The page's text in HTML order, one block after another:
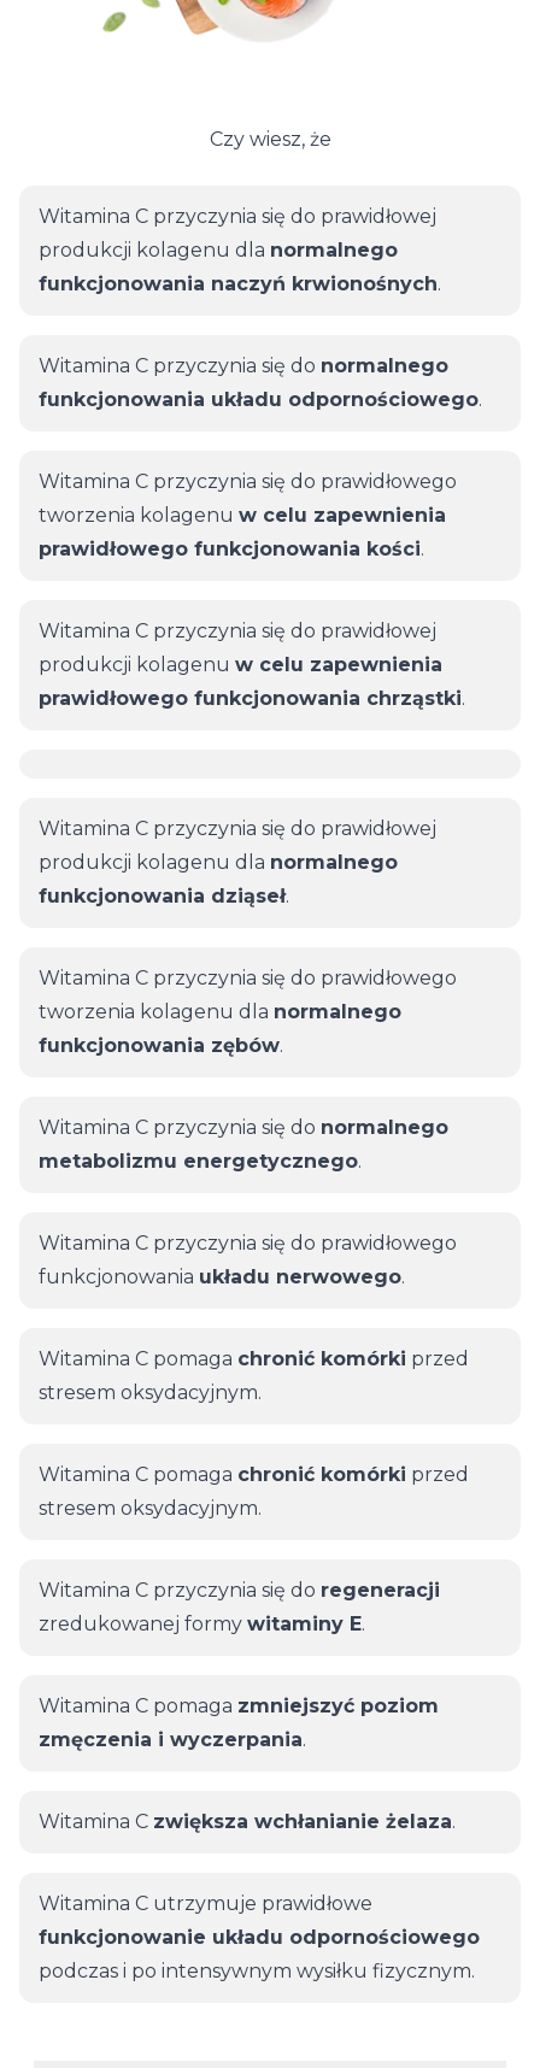
Czy wiesz, że
Witamina C przyczynia się do prawidłowej
produkcji kolagenu dla normalnego
funkcjonowania naczyń krwionośnych.
Witamina C przyczynia się do normalnego
funkcjonowania układu odpornościowego.
Witamina C przyczynia się do prawidłowego
tworzenia kolagenu w celu zapewnienia
prawidłowego funkcjonowania kości.
Witamina C przyczynia się do prawidłowej
produkcji kolagenu w celu zapewnienia
prawidłowego funkcjonowania chrząstki.
Witamina C przyczynia się do prawidłowej
produkcji kolagenu dla normalnego
funkcjonowania dziąseł.
Witamina C przyczynia się do prawidłowego
tworzenia kolagenu dla normalnego
funkcjonowania zębów.
Witamina C przyczynia się do normalnego
metabolizmu energetycznego.
Witamina C przyczynia się do prawidłowego
funkcjonowania układu nerwowego.
Witamina C pomaga chronić komórki przed
stresem oksydacyjnym.
Witamina C pomaga chronić komórki przed
stresem oksydacyjnym.
Witamina C przyczynia się do regeneracji
zredukowanej formy witaminy E.
Witamina C pomaga zmniejszyć poziom
zmęczenia i wyczerpania.
Witamina C zwiększa wchłanianie żelaza.
Witamina C utrzymuje prawidłowe
funkcjonowanie układu odpornościowego
podczas i po intensywnym wysiłku fizycznym.